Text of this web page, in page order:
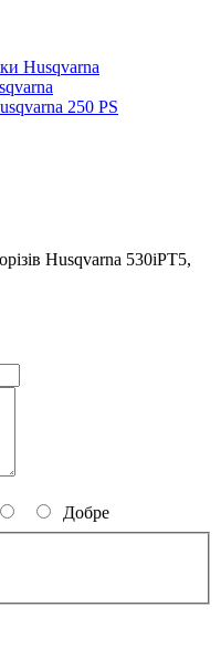
Husqvarna
250 PS
Husqvarna 530iPT5,
Добре